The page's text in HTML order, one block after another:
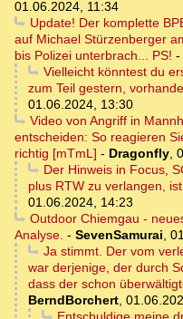
01.06.2024, 11:34
Update! Der komplette
auf Michael Stürzenberger
bis Polizei unterbrach... PS! -
Vielleicht könntest du
zum Teil gestern,
01.06.2024, 13:30
Video von Angriff in
entscheiden: So reagieren
richtig [mTmL] - Dragonfly,
Der Hinweis in Focus,
plus RTW zu verlangen,
01.06.2024, 14:23
Outdoor Chiemgau -
Analyse. - SevenSamurai,
Ja stimmt. Der vom
war derjenige, der durch
dass der schon
BerndBorchert,